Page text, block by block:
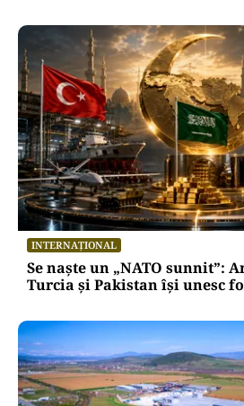
INTERNAȚIONAL
Se naște un „NATO sunnit”:
Turcia și Pakistan își unesc